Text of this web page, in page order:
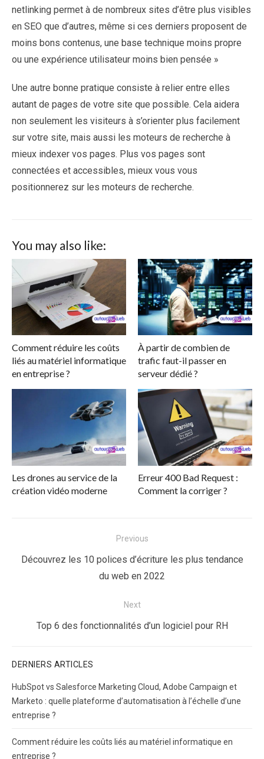
netlinking permet à de nombreux sites d’être plus visibles
en SEO que d’autres, même si ces derniers proposent de
moins bons contenus, une base technique moins propre
ou une expérience utilisateur moins bien pensée »
Une autre bonne pratique consiste à relier entre elles
autant de pages de votre site que possible. Cela aidera
non seulement les visiteurs à s’orienter plus facilement
sur votre site, mais aussi les moteurs de recherche à
mieux indexer vos pages. Plus vos pages sont
connectées et accessibles, mieux vous vous
positionnerez sur les moteurs de recherche.
You may also like:
Comment réduire les coûts
liés au matériel informatique
en entreprise ?
À partir de combien de
trafic faut-il passer en
serveur dédié ?
Les drones au service de la
création vidéo moderne
Erreur 400 Bad Request :
Comment la corriger ?
de
Previous
Previous
Découvrez les 10 polices d’écriture les plus tendance
du web en 2022
Next
Next
Top 6 des fonctionnalités d’un logiciel pour RH
DERNIERS ARTICLES
HubSpot vs Salesforce Marketing Cloud, Adobe Campaign et
Marketo : quelle plateforme d’automatisation à l’échelle d’une
entreprise ?
Comment réduire les coûts liés au matériel informatique en
entreprise ?